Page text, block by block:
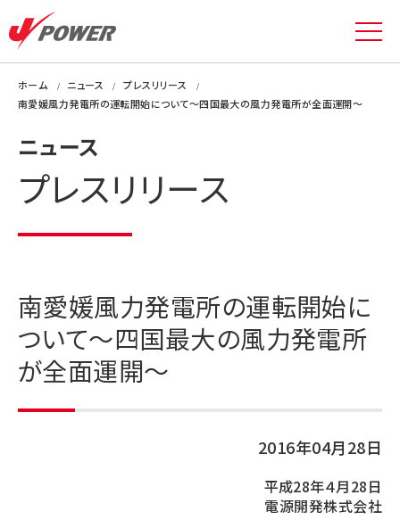
ホーム ニュース
プレスリリース
南愛媛風力発電所の運転開始について～四国最大の風力発電所が全面運開～
ニュース
プレスリリース
南愛媛風力発電所の運転開始に
ついて～四国最大の風力発電所
が全面運開～
2016年04月28日
平成28年４月28日
電源開発株式会社